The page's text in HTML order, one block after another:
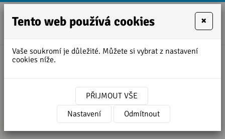
950
ZÁPORNÝCH VĚT
Tento web používá cookies ×
Vaše soukromí je důležité. Můžete si vybrat z nastavení
cookies níže.
PŘIJMOUT VŠE
Nastavení
Odmítnout